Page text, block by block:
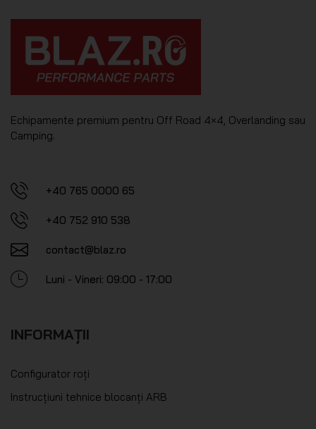
Echipamente premium pentru Off Road 4×4, Overlanding sau
Camping.
+40 765 0000 65
+40 752 910 538
contact@blaz.ro
Luni - Vineri: 09:00 - 17:00
INFORMAȚII
Configurator roți
Instrucțiuni tehnice blocanți ARB